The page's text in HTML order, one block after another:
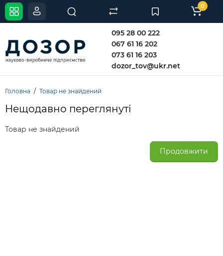
095 28 00 222
067 61 16 202
073 61 16 203
dozor_tov@ukr.net
0
Головна Товар не знайдений
Нещодавно переглянуті
Товар не знайдений
Продовжити